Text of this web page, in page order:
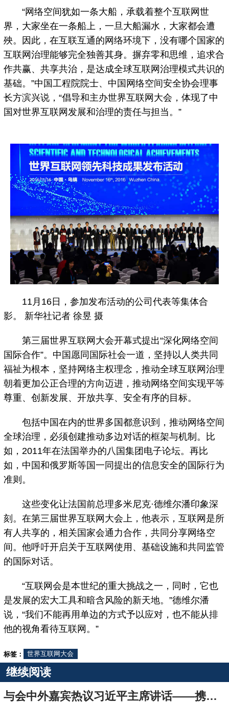
“网络空间犹如一条大船，承载着整个互联网世
界，大家坐在一条船上，一旦大船漏水，大家都会遭
殃。因此，在互联互通的网络环境下，没有哪个国家的
互联网治理能够完全独善其身。摒弃零和思维，追求合
作共赢、共享共治，是达成全球互联网治理模式共识的
基础。”中国工程院院士、中国网络空间安全协会理事
长方滨兴说，“倡导和主办世界互联网大会，体现了中
国对世界互联网发展和治理的责任与担当。”
11月16日，参加发布活动的公司代表等集体合
影。 新华社记者 徐昱 摄
第三届世界互联网大会开幕式提出“深化网络空间
国际合作”。中国愿同国际社会一道，坚持以人类共同
福祉为根本，坚持网络主权理念，推动全球互联网治理
朝着更加公正合理的方向迈进，推动网络空间实现平等
尊重、创新发展、开放共享、安全有序的目标。
包括中国在内的世界多国都意识到，推动网络空间
全球治理，必须创建推动多边对话的框架与机制。比
如，2011年在法国举办的八国集团电子论坛。再比
如，中国和俄罗斯等国一同提出的信息安全的国际行为
准则。
这些变化让法国前总理多米尼克·德维尔潘印象深
刻。在第三届世界互联网大会上，他表示，互联网是所
有人共享的，相关国家会通力合作，共同分享网络空
间。他呼吁开启关于互联网使用、基础设施和共同监管
的国际对话。
“互联网会是本世纪的重大挑战之一，同时，它也
是发展的宏大工具和暗含风险的新天地。”德维尔潘
说，“我们不能再用单边的方式予以应对，也不能从排
他的视角看待互联网。”
标签： 世界互联网大会
继续阅读
与会中外嘉宾热议习近平主席讲话——携手共建网络空间命运共同体